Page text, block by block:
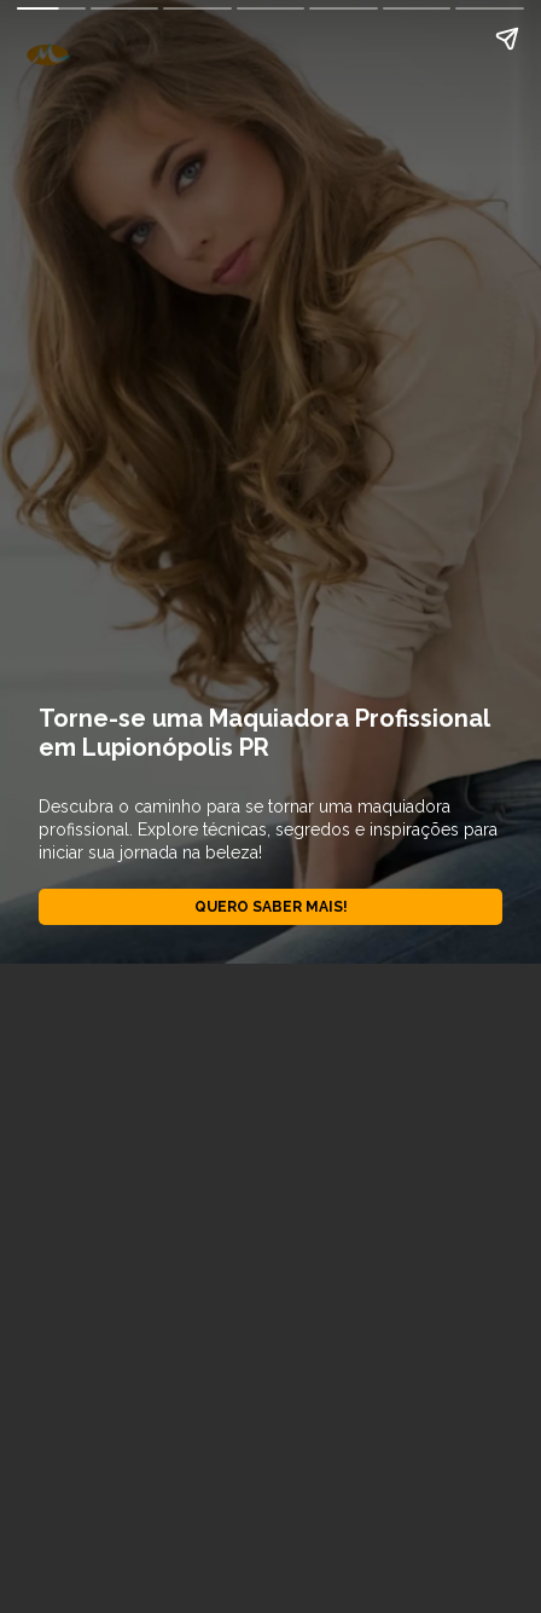
Torne-se uma Maquiadora Profissional
em Lupionópolis PR
Descubra o caminho para se tornar uma maquiadora
profissional. Explore técnicas, segredos e inspirações para
iniciar sua jornada na beleza!
QUERO SABER MAIS!